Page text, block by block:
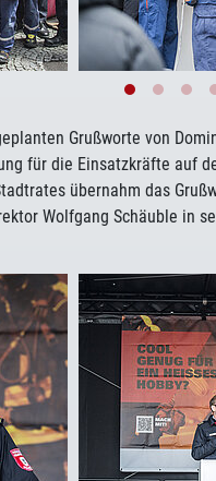
Grußworte von
für die Einsatzkräfte auf
übernahm das
Wolfgang Schäuble in